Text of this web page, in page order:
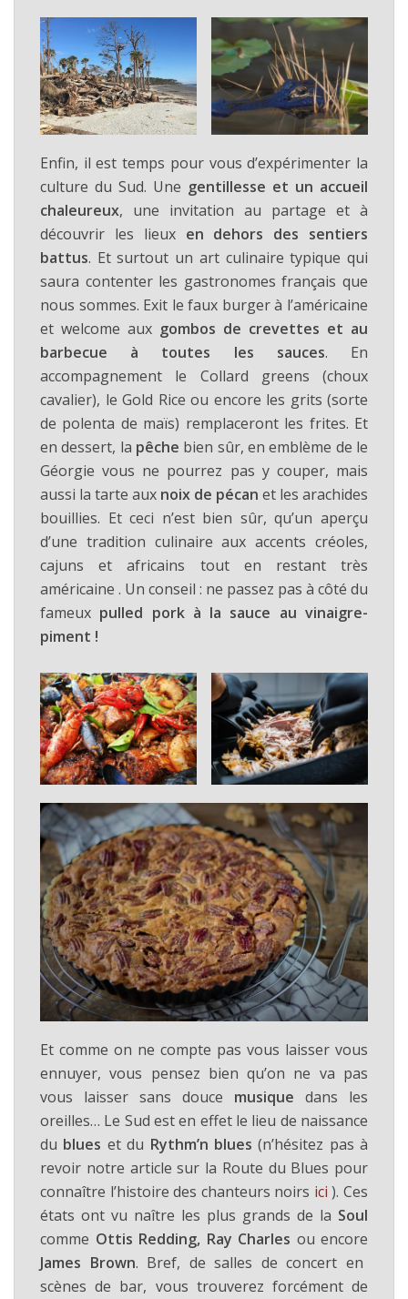
Enfin, il est temps pour vous d’expérimenter la
culture du Sud. Une gentillesse et un accueil
chaleureux, une invitation au partage et à
découvrir les lieux en dehors des sentiers
battus. Et surtout un art culinaire typique qui
saura contenter les gastronomes français que
nous sommes. Exit le faux burger à l’américaine
et welcome aux gombos de crevettes et au
barbecue à toutes les sauces. En
accompagnement le Collard greens (choux
cavalier), le Gold Rice ou encore les grits (sorte
de polenta de maïs) remplaceront les frites. Et
en dessert, la pêche bien sûr, en emblème de le
Géorgie vous ne pourrez pas y couper, mais
aussi la tarte aux noix de pécan et les arachides
bouillies. Et ceci n’est bien sûr, qu’un aperçu
d’une tradition culinaire aux accents créoles,
cajuns et africains tout en restant très
américaine . Un conseil : ne passez pas à côté du
fameux pulled pork à la sauce au vinaigre-
piment !
Et comme on ne compte pas vous laisser vous
ennuyer, vous pensez bien qu’on ne va pas
vous laisser sans douce musique dans les
oreilles… Le Sud est en effet le lieu de naissance
du blues et du Rythm’n blues (n’hésitez pas à
revoir notre article sur la Route du Blues pour
connaître l’histoire des chanteurs noirs ici). Ces
états ont vu naître les plus grands de la Soul
comme Ottis Redding, Ray Charles ou encore
James Brown. Bref, de salles de concert en
scènes de bar, vous trouverez forcément de